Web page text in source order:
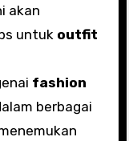
akan
untuk outfit
fashion
berbagai